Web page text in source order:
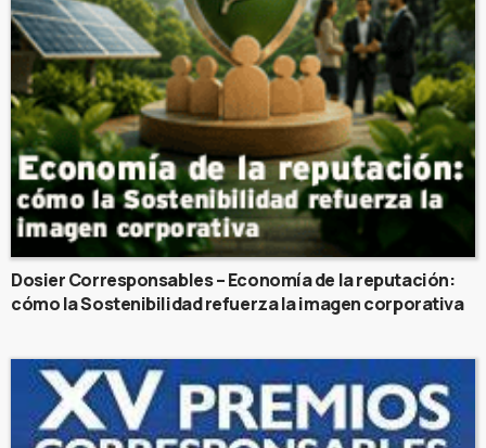
Dosier Corresponsables – Economía de la reputación:
cómo la Sostenibilidad refuerza la imagen corporativa